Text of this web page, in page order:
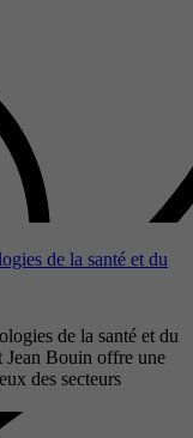
de la santé et du
de la santé et du
Jean Bouin offre une
des secteurs